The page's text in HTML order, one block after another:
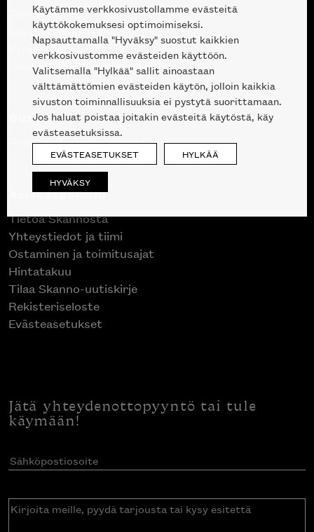
Tuotteet
Suunnittelupalvelu
Projektimyynti
Liike Helsingin keskustassa
Outlet
Poistuvat mallikappaleet
Asiakaspalvelu
Tietoa Skannosta
Yhteystiedot ja tiimi
Ostaminen ja toimitusajat
Hintatakuu
Tilaa Skanno-uutiskirje
Rekisteriseloste
Evästeasetukset
Jätä yhteydenottopyyntö tai tule
käymään!
Sähköpostiosoite(Pakollinen)
Kirjoita
Käytämme verkkosivustollamme evästeitä
käyttökokemuksesi optimoimiseksi.
Napsauttamalla "Hyväksy" suostut kaikkien
verkkosivustomme evästeiden käyttöön.
Valitsemalla "Hylkää" sallit ainoastaan
välttämättömien evästeiden käytön, jolloin kaikkia
sivuston toiminnallisuuksia ei pystytä suorittamaan.
Jos haluat poistaa joitakin evästeitä käytöstä, käy
evästeasetuksissa.
EVÄSTEASETUKSET HYLKÄÄ
HYVÄKSY